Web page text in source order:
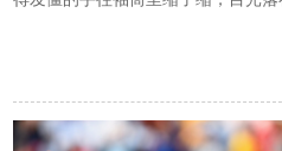
细碎的冰碴，像撒了层白霜。 “三十
听老人念叨时只当是句俗语，直到
旁人羡慕的铁饭碗。可偏生那时心